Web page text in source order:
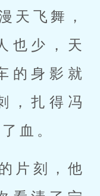
天飞舞，
也少，天
的身影就
，扎得冯
血。
片刻，他